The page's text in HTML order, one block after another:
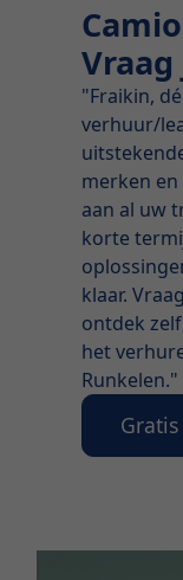
"Fraikin,
verhuur/
merken
aan al uw
korte
klaar.
ontdek
het
Runkelen."